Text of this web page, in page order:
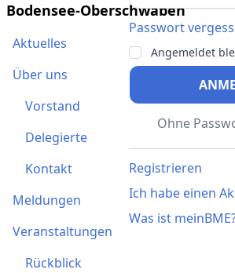
Passwort
Angemeldet
Ohne
Registrieren
Ich habe einen
Was ist
Bodensee-Oberschwaben
Aktuelles
Über uns
Vorstand
Delegierte
Kontakt
Meldungen
Veranstaltungen
Rückblick